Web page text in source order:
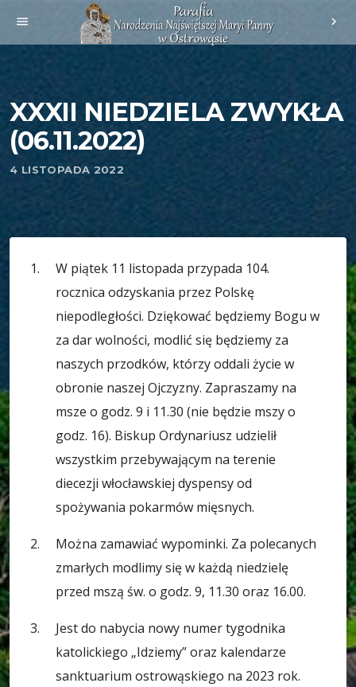
menu chevron_right
XXXII NIEDZIELA ZWYKŁA
(06.11.2022)
4 LISTOPADA 2022
W piątek 11 listopada przypada 104.
rocznica odzyskania przez Polskę
niepodległości. Dziękować będziemy Bogu w
za dar wolności, modlić się będziemy za
naszych przodków, którzy oddali życie w
obronie naszej Ojczyzny. Zapraszamy na
msze o godz. 9 i 11.30 (nie będzie mszy o
godz. 16). Biskup Ordynariusz udzielił
wszystkim przebywającym na terenie
diecezji włocławskiej dyspensy od
spożywania pokarmów mięsnych.
Można zamawiać wypominki. Za polecanych
zmarłych modlimy się w każdą niedzielę
przed mszą św. o godz. 9, 11.30 oraz 16.00.
Jest do nabycia nowy numer tygodnika
katolickiego „Idziemy” oraz kalendarze
sanktuarium ostrowąskiego na 2023 rok.